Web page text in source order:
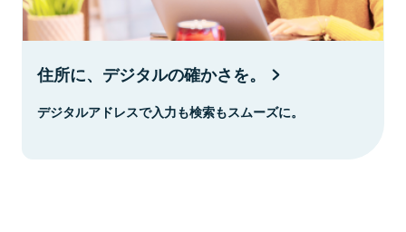
住所に、デジタルの確かさを。
デジタルアドレスで入力も検索もスムーズに。